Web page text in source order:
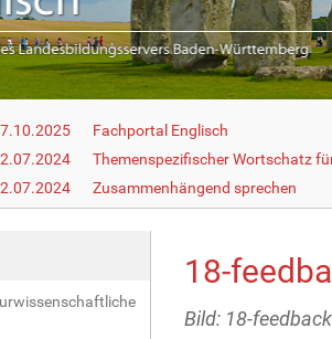
Fachportal Englisch
Themenspezifischer Wortschatz
Zusammenhängend sprechen
18-
Bild: 18-